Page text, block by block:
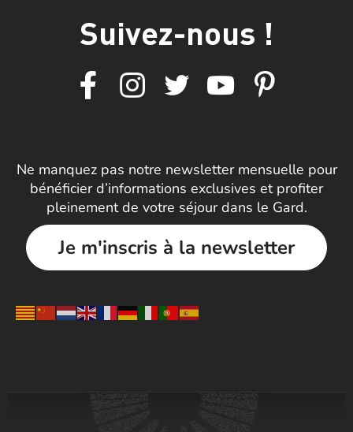
Suivez-nous !
Ne manquez pas notre newsletter mensuelle pour
bénéficier d’informations exclusives et profiter
pleinement de votre séjour dans le Gard.
Je m'inscris à la newsletter